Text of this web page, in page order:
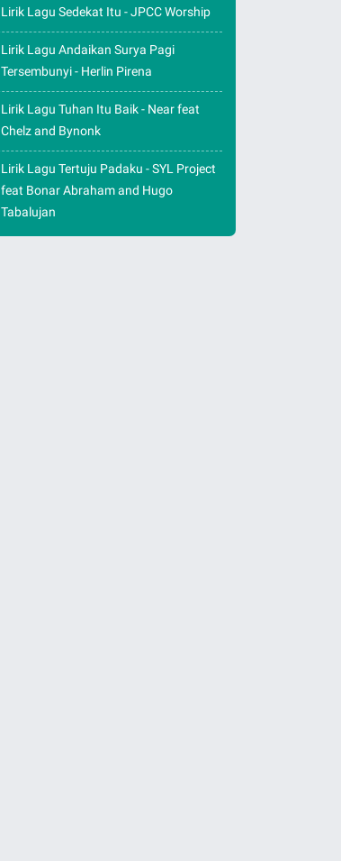
Lirik Lagu Sedekat Itu - JPCC Worship
Lirik Lagu Andaikan Surya Pagi
Tersembunyi - Herlin Pirena
Lirik Lagu Tuhan Itu Baik - Near feat
Chelz and Bynonk
Lirik Lagu Tertuju Padaku - SYL Project
feat Bonar Abraham and Hugo
Tabalujan